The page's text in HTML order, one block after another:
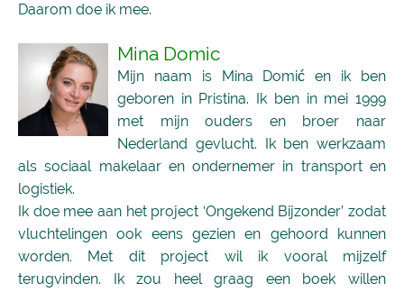
Daarom doe ik mee.
Mina Domic
Mijn naam is Mina Domić en ik ben
geboren in Pristina. Ik ben in mei 1999
met mijn ouders en broer naar
Nederland gevlucht. Ik ben werkzaam
als sociaal makelaar en ondernemer in transport en
logistiek.
Ik doe mee aan het project ‘Ongekend Bijzonder’ zodat
vluchtelingen ook eens gezien en gehoord kunnen
worden. Met dit project wil ik vooral mijzelf
terugvinden. Ik zou heel graag een boek willen